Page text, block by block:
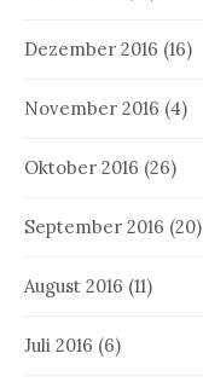
Dezember 2016 (16)
November 2016 (4)
Oktober 2016 (26)
September 2016 (20)
August 2016 (11)
Juli 2016 (6)